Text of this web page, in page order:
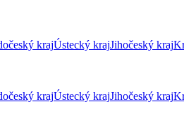
krajÚstecký krajJihočeský kraj
krajÚstecký krajJihočeský kraj